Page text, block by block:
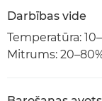
Darbības vide
Temperatūra:
Mitrums: